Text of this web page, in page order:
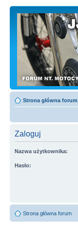
Strona główna forum
Zaloguj
Nazwa użytkownika:
Hasło:
Strona główna forum